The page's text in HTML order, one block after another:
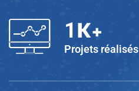
1 K+
Projets réalisés